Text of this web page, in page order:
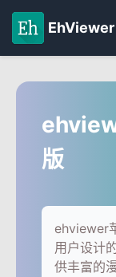
EhViewer
版
ehviewer
用户设计
供丰富的